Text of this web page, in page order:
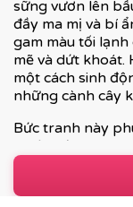
sững vươn lên
đầy ma mị và bí
gam màu tối
mẽ và dứt
một cách sinh
những cành cây
Bức tranh này
thuật trừu
không khí bí ẩn